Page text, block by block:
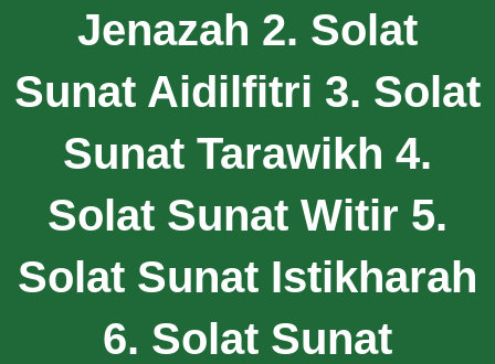
Jenazah 2. Solat
Sunat Aidilfitri 3. Solat
Sunat Tarawikh 4.
Solat Sunat Witir 5.
Solat Sunat Istikharah
6. Solat Sunat